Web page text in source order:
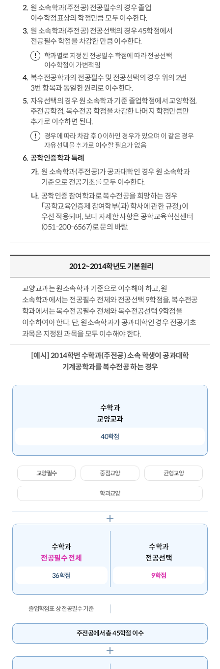
원 소속학과(주전공) 전공필수의 경우 졸업
이수학점표상의 학점만큼 모두 이수한다.
원 소속학과(주전공) 전공선택의 경우 45학점에서
전공필수 학점을 차감한 만큼 이수한다.
학과별로 지정된 전공필수 학점에 따라 전공선택
이수학점이 가변적임
복수전공학과의 전공필수 및 전공선택의 경우 위의 2번
3번 항목과 동일한 원리로 이수한다.
자유선택의 경우 원 소속학과 기준 졸업학점에서 교양학점,
주전공학점, 복수전공 학점을 차감한 나머지 학점만큼만
추가로 이수하면 된다.
경우에 따라 차감 후 0 이하인 경우가 있으며 이 같은 경우
자유선택을 추가로 이수할 필요가 없음
공학인증학과 특례
원 소속학과(주전공)가 공과대학인 경우 원 소속학과
기준으로 전공기초를 모두 이수한다.
공학인증 참여학과로 복수전공을 희망하는 경우
「공학교육인증제 참여학부(과) 학사에 관한 규정」이
우선 적용되며, 보다 자세한 사항은 공학교육혁신센터
(051-200-6567)로 문의 바람.
2012~2014학년도 기본원리
교양교과는 원소속학과 기준으로 이수해야 하고, 원
소속학과에서는 전공필수 전체와 전공선택 9학점을, 복수전공
학과에서는 복수전공필수 전체와 복수전공선택 9학점을
이수하여야 한다. 단, 원소속학과가 공과대학인 경우 전공기초
과목은 지정된 과목을 모두 이수해야 한다.
[예시] 2014학번 수학과(주전공) 소속 학생이 공과대학
기계공학과를 복수전공 하는 경우
수학과
교양교과
40학점
교양필수 중점교양 균형교양
학과교양
수학과
전공필수 전체
36학점
수학과
전공선택
9학점
졸업학점표 상 전공필수 기준
주전공에서 총 45학점 이수